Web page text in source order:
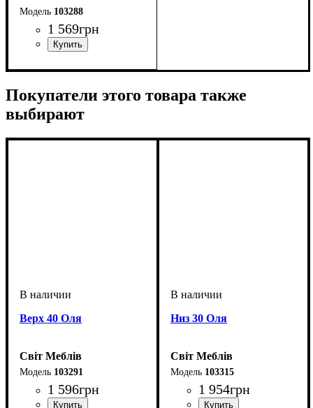
103288
1 569грн
Покупатели этого товара также
выбирают
Верх 40 Оля
Світ Меблів
103291
1 596грн
Низ 30 Оля
Світ Меблів
103315
1 954грн